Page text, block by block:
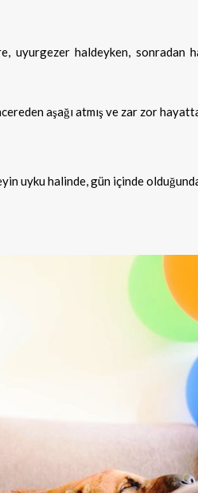
uyurgezer haldeyken, sonradan
aşağı atmış ve zar zor
uyku halinde, gün içinde